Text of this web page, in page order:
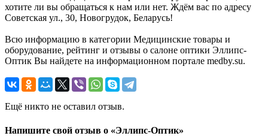
хотите ли вы обращаться к нам или нет. Ждём вас по адресу
Советская ул., 30, Новогрудок, Беларусь!
Всю информацию в категории Медицинские товары и
оборудование, рейтинг и отзывы о салоне оптики Эллипс-
Оптик Вы найдете на информационном портале medby.su.
Ещё никто не оставил отзыв.
Напишите свой отзыв о «Эллипс-Оптик»